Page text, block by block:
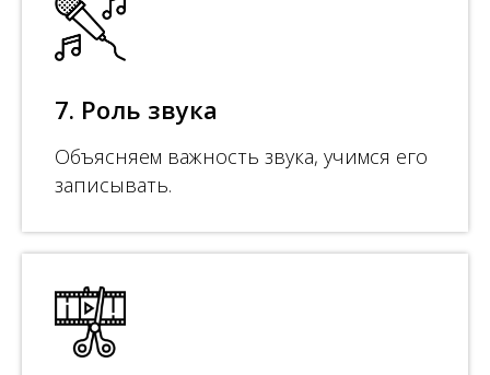
7. Роль звука
Объясняем важность звука, учимся его
записывать.